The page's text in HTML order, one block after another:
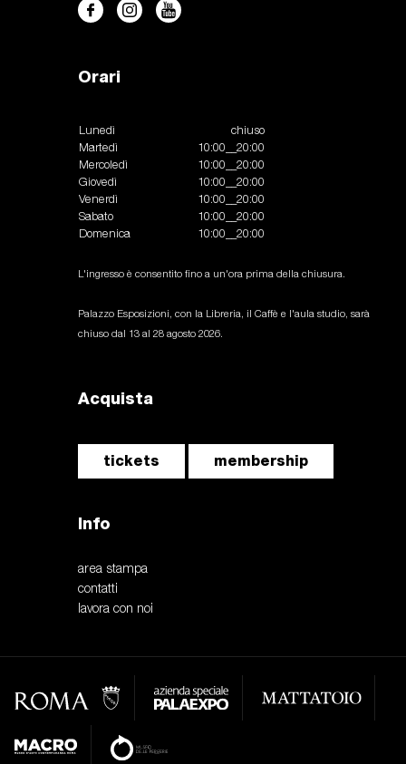
Orari
Lunedì
chiuso
Martedì
10:00__20:00
Mercoledì
10:00__20:00
Giovedì
10:00__20:00
Venerdì
10:00__20:00
Sabato
10:00__20:00
Domenica
10:00__20:00
L'ingresso è consentito fino a un'ora prima della chiusura.
Palazzo Esposizioni, con la Libreria, il Caffè e l'aula studio, sarà
chiuso dal 13 al 28 agosto 2026.
Acquista
tickets membership
Info
area stampa
contatti
lavora con noi